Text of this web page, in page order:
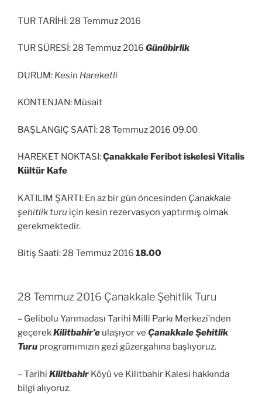
TUR TARİHİ: 28 Temmuz 2016
TUR SÜRESİ: 28 Temmuz 2016 Günübirlik
DURUM: Kesin Hareketli
KONTENJAN: Müsait
BAŞLANGIÇ SAATİ: 28 Temmuz 2016 09.00
HAREKET NOKTASI:Çanakkale Feribot iskelesi Vitalis
Kültür Kafe
KATILIM ŞARTI: En az bir gün öncesinden Çanakkale
şehitlik turu için kesin rezervasyon yaptırmış olmak
gerekmektedir.
Bitiş Saati: 28 Temmuz 2016 18.00
28 Temmuz 2016 Çanakkale Şehitlik Turu
– Gelibolu Yarımadası Tarihi Milli Parkı Merkezi’nden
geçerekKilitbahir’e ulaşıyor ve Çanakkale Şehitlik
Turu programımızın gezi güzergahına başlıyoruz.
– Tarihi Kilitbahir Köyü ve Kilitbahir Kalesi hakkında
bilgi alıyoruz.